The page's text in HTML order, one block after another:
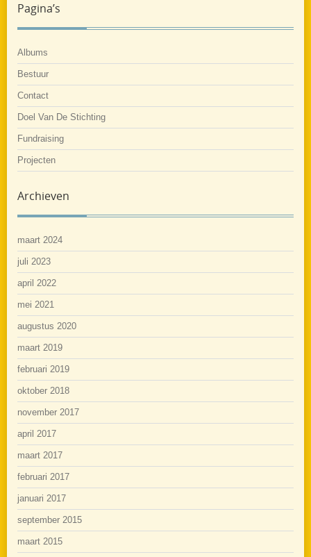
Pagina’s
Albums
Bestuur
Contact
Doel Van De Stichting
Fundraising
Projecten
Archieven
maart 2024
juli 2023
april 2022
mei 2021
augustus 2020
maart 2019
februari 2019
oktober 2018
november 2017
april 2017
maart 2017
februari 2017
januari 2017
september 2015
maart 2015